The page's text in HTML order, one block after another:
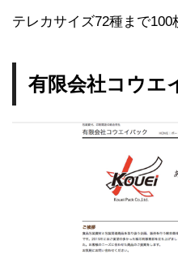
テレカサイズ72種まで100
有限会社コウエ